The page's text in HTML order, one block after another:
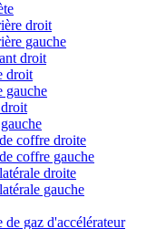
droit
gauche
droit
droit
gauche
coffre droite
coffre gauche
droite
gauche
de gaz d'accélérateur